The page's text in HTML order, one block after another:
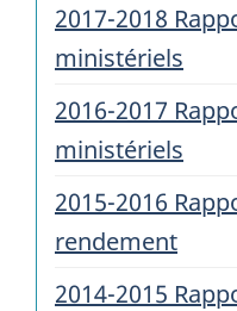
2017-2018
ministériels
2016-2017
ministériels
2015-2016
rendement
2014-2015